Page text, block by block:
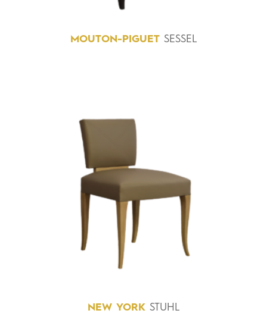
MOUTON-PIGUETSESSEL
NEW YORKSTUHL